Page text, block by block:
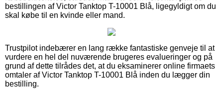
bestillingen af Victor Tanktop T-10001 Blå, ligegyldigt om du
skal købe til en kvinde eller mand.
Trustpilot indebærer en lang række fantastiske genveje til at
vurdere en hel del nuværende brugeres evalueringer og på
grund af dette tilrådes det, at du eksaminerer online firmaets
omtaler af Victor Tanktop T-10001 Blå inden du lægger din
bestilling.